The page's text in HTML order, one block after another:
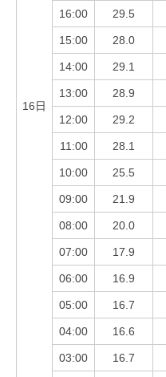
16日
16:00 29.5
15:00 28.0
14:00 29.1
13:00 28.9
12:00 29.2
11:00 28.1
10:00 25.5
09:00 21.9
08:00 20.0
07:00 17.9
06:00 16.9
05:00 16.7
04:00 16.6
03:00 16.7